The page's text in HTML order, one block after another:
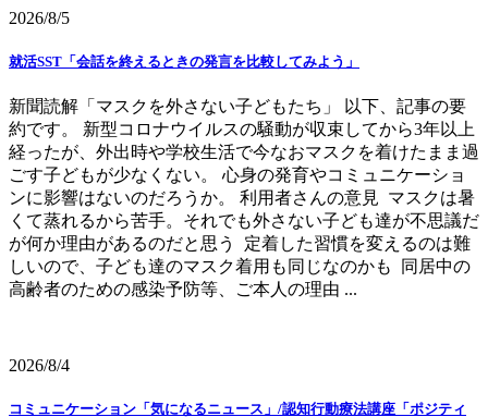
2026/8/5
就活SST「会話を終えるときの発言を比較してみよう」
新聞読解「マスクを外さない子どもたち」 以下、記事の要
約です。 新型コロナウイルスの騒動が収束してから3年以上
経ったが、外出時や学校生活で今なおマスクを着けたまま過
ごす子どもが少なくない。 心身の発育やコミュニケーショ
ンに影響はないのだろうか。 利用者さんの意見 マスクは暑
くて蒸れるから苦手。それでも外さない子ども達が不思議だ
が何か理由があるのだと思う 定着した習慣を変えるのは難
しいので、子ども達のマスク着用も同じなのかも 同居中の
高齢者のための感染予防等、ご本人の理由 ...
2026/8/4
コミュニケーション「気になるニュース」/認知行動療法講座「ポジティ